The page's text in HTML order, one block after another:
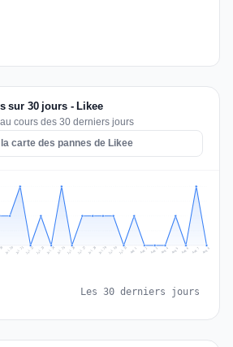
sur 30 jours - Likee
cours des 30 derniers jours
carte des pannes de Likee
Jul 20 Jul 21 Jul 22 Jul 23 Jul 24 Jul 25 Jul 26 Jul 27 Jul 28 Jul 29 Jul 30 Jul 31 Aug 1 Aug 2 Aug 3 Aug 4 Aug 5 Aug 6 Aug 7 Aug 8
Les 30 derniers jours